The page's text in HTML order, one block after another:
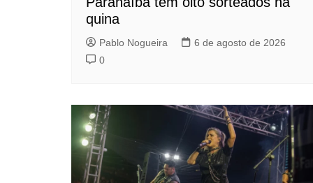
quina
Pablo Nogueira
6 de agosto de 2026
0